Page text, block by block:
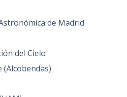
de Madrid
del Cielo
(Alcobendas)